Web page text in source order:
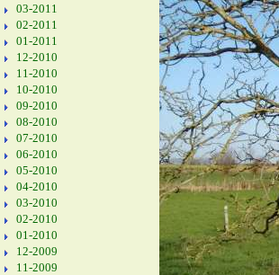
03-2011
02-2011
01-2011
12-2010
11-2010
10-2010
09-2010
08-2010
07-2010
06-2010
05-2010
04-2010
03-2010
02-2010
01-2010
12-2009
11-2009